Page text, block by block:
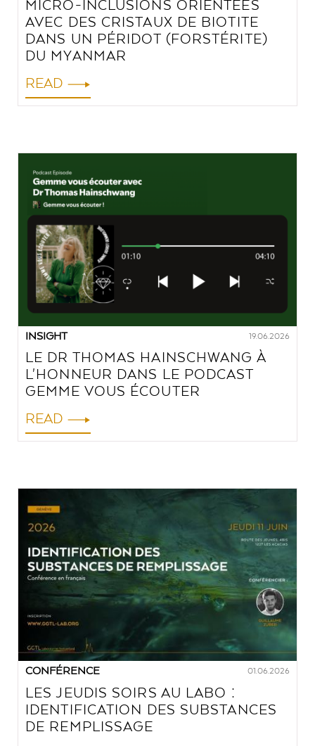
MICRO-INCLUSIONS ORIENTÉES
AVEC DES CRISTAUX DE BIOTITE
DANS UN PÉRIDOT (FORSTÉRITE)
DU MYANMAR
READ
INSIGHT 19.06.2026
LE DR THOMAS HAINSCHWANG À
L'HONNEUR DANS LE PODCAST
GEMME VOUS ÉCOUTER
READ
CONFÉRENCE 01.06.2026
LES JEUDIS SOIRS AU LABO :
IDENTIFICATION DES SUBSTANCES
DE REMPLISSAGE